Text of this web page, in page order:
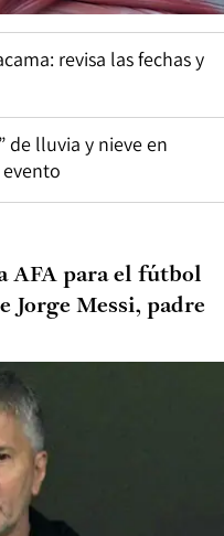
revisa las fechas y
de lluvia y nieve en
AFA para el fútbol
Jorge Messi, padre